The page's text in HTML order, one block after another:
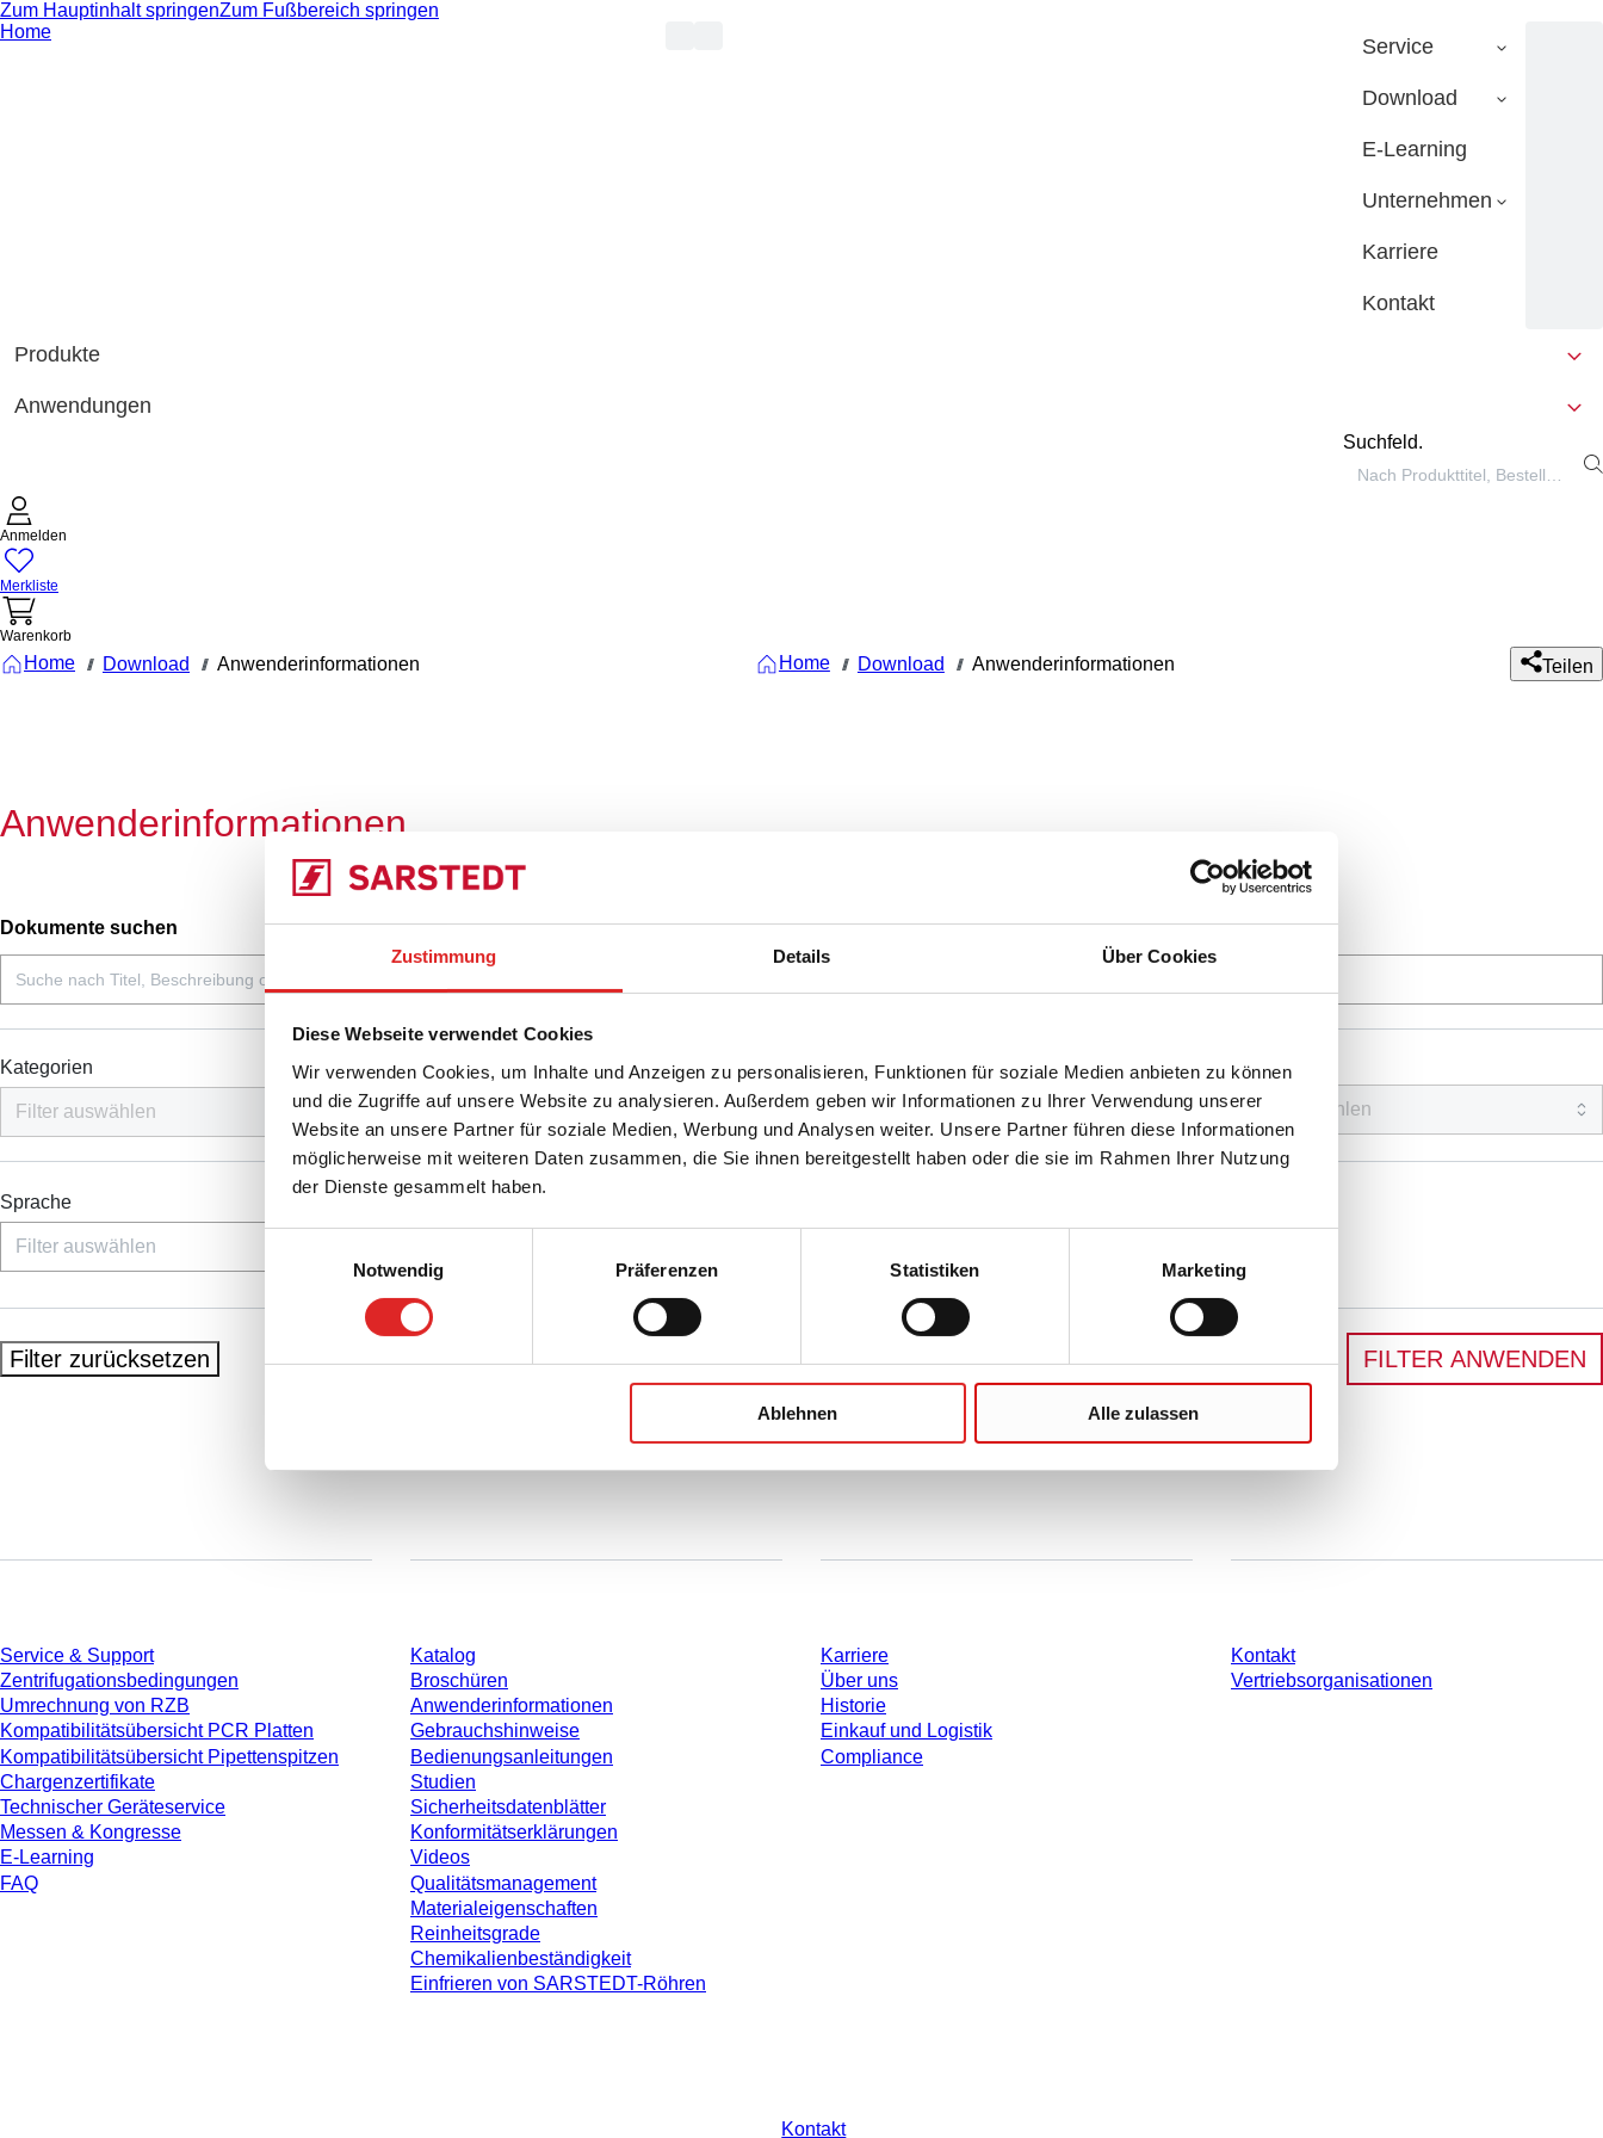
Zustimmung Details Über Cookies
Diese Webseite verwendet Cookies
Wir verwenden Cookies, um Inhalte und Anzeigen zu personalisieren, Funktionen für soziale Medien anbieten zu können
und die Zugriffe auf unsere Website zu analysieren. Außerdem geben wir Informationen zu Ihrer Verwendung unserer
Website an unsere Partner für soziale Medien, Werbung und Analysen weiter. Unsere Partner führen diese Informationen
möglicherweise mit weiteren Daten zusammen, die Sie ihnen bereitgestellt haben oder die sie im Rahmen Ihrer Nutzung
der Dienste gesammelt haben.
Notwendig
Präferenzen Statistiken Marketing
Ablehnen Alle zulassen
Zum Hauptinhalt springenZum Fußbereich springen
Home
Service
Download
E-Learning
Unternehmen
Karriere
Kontakt
Produkte
Anwendungen
Suchfeld.
Anmelden
Merkliste
Warenkorb
Home /// Download /// Anwenderinformationen Home /// Download /// Anwenderinformationen Teilen
Anwenderinformationen
Dokumente suchen
Kategorien
Sprache
Filter zurücksetzen FILTER ANWENDEN
Service & Support
Zentrifugationsbedingungen
Umrechnung von RZB
Kompatibilitätsübersicht PCR Platten
Kompatibilitätsübersicht Pipettenspitzen
Chargenzertifikate
Technischer Geräteservice
Messen & Kongresse
E-Learning
FAQ
Katalog
Broschüren
Anwenderinformationen
Gebrauchshinweise
Bedienungsanleitungen
Studien
Sicherheitsdatenblätter
Konformitätserklärungen
Videos
Qualitätsmanagement
Materialeigenschaften
Reinheitsgrade
Chemikalienbeständigkeit
Einfrieren von SARSTEDT-Röhren
Karriere
Über uns
Historie
Einkauf und Logistik
Compliance
Kontakt
Vertriebsorganisationen
Kontakt